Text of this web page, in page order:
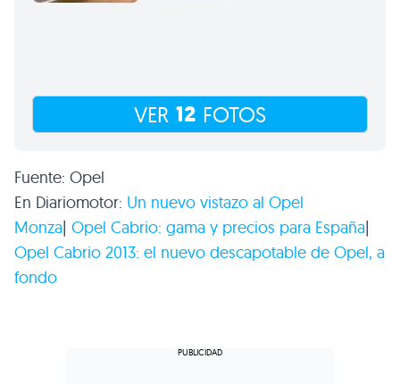
VER 12 FOTOS
Fuente: Opel
En Diariomotor: Un nuevo vistazo al Opel
Monza| Opel Cabrio: gama y precios para España|
Opel Cabrio 2013: el nuevo descapotable de Opel, a
fondo